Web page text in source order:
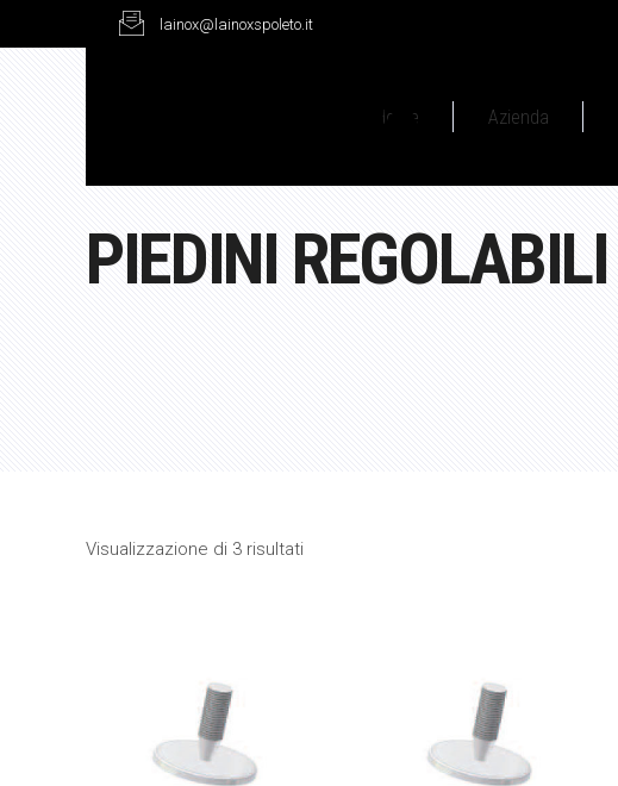
lainox@lainoxspoleto.it
Home Azienda
PIEDINI REGOLABILI
Visualizzazione di 3 risultati
Aggiungi Al Carrello Aggiungi Al Carrello